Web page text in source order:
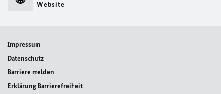
Website
Impressum
Datenschutz
Barriere melden
Erklärung Barrierefreiheit